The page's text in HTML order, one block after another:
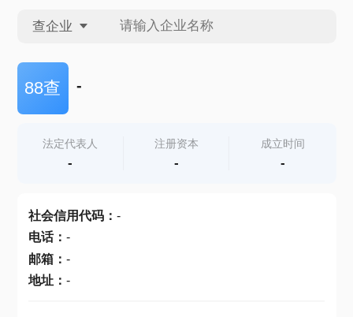
查企业
查企业
查产地
88查 -
法定代表人
-
注册资本
-
成立时间
-
社会信用代码： -
电话： -
邮箱： -
地址： -